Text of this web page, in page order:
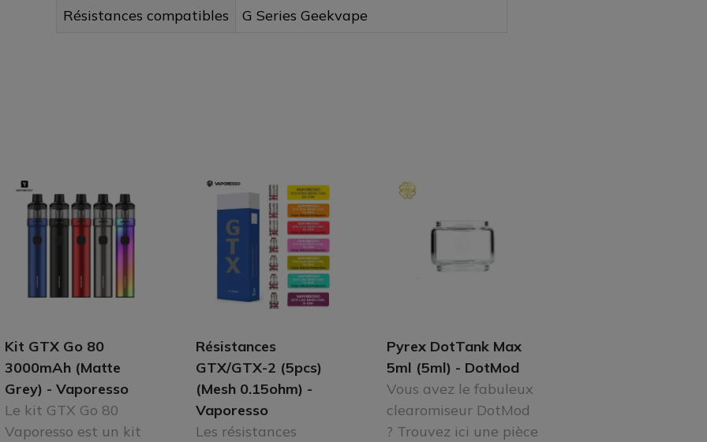
Résistances compatibles
G Series Geekvape
Kit GTX Go 80
3000mAh (Matte
Grey) - Vaporesso
Le kit GTX Go 80
Vaporesso est un kit
Résistances
GTX/GTX-2 (5pcs)
(Mesh 0.15ohm) -
Vaporesso
Les résistances
Pyrex DotTank Max
5ml (5ml) - DotMod
Vous avez le fabuleux
clearomiseur DotMod
? Trouvez ici une pièce